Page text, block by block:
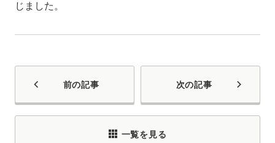
じました。
前の記事 次の記事
一覧を見る